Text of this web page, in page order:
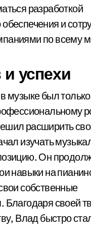
разработкой
и
по всему
успехи
музыке был
расширить
изучать
Он
навыки на
собственные
Благодаря своей
Влад быстро